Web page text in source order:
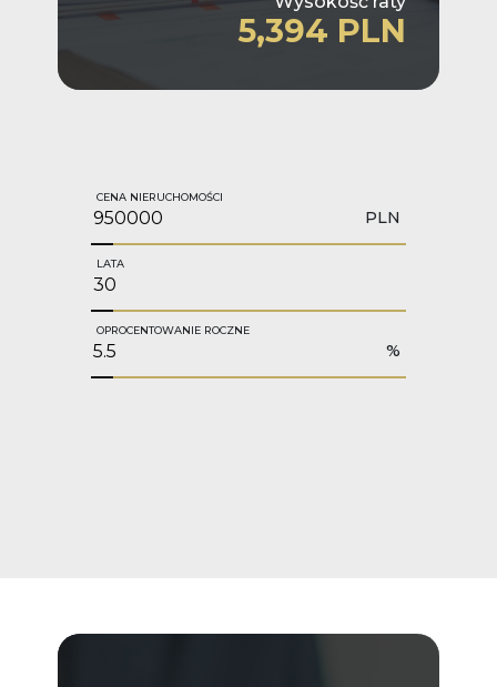
5,394 PLN
CENA NIERUCHOMOŚCI
PLN
LATA
OPROCENTOWANIE ROCZNE
%